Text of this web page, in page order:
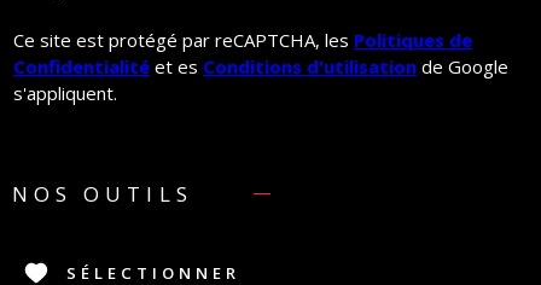
Ce site est protégé par reCAPTCHA, les Politiques de
Confidentialité et es Conditions d'utilisation de Google
s'appliquent.
NOS OUTILS
SÉLECTIONNER